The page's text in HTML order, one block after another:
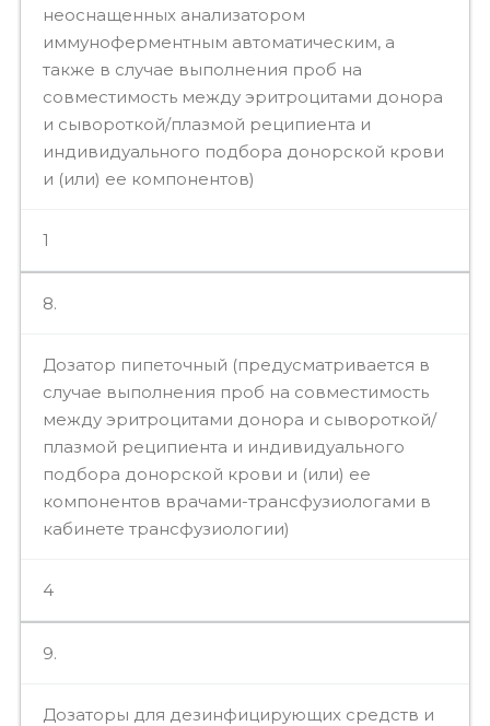
неоснащенных анализатором
иммуноферментным автоматическим, а
также в случае выполнения проб на
совместимость между эритроцитами донора
и сывороткой/плазмой реципиента и
индивидуального подбора донорской крови
и (или) ее компонентов)
1
8.
Дозатор пипеточный (предусматривается в
случае выполнения проб на совместимость
между эритроцитами донора и сывороткой/
плазмой реципиента и индивидуального
подбора донорской крови и (или) ее
компонентов врачами-трансфузиологами в
кабинете трансфузиологии)
4
9.
Дозаторы для дезинфицирующих средств и